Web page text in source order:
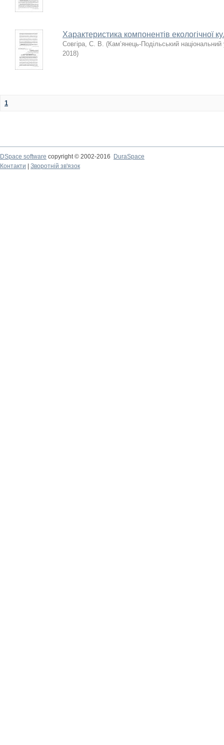
Характеристика компонентів екологічної
Совгіра, С. В. (Кам’янець-Подільський національний
2018)
1
DSpace software copyright © 2002-2016
DuraSpace
Контакти
Зворотній зв'язок